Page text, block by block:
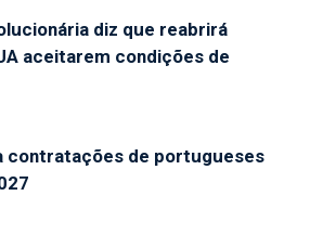
diz que reabrirá
aceitarem condições de
contratações de portugueses